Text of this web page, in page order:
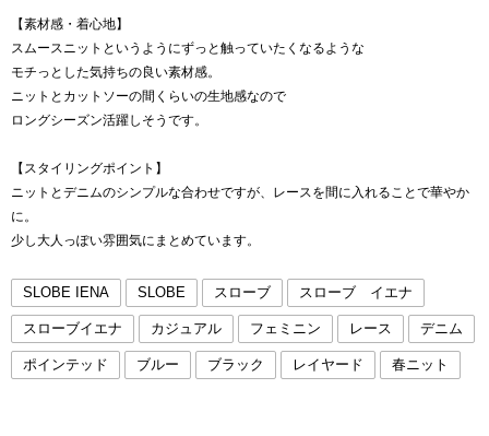
【素材感・着心地】
スムースニットというようにずっと触っていたくなるような
モチっとした気持ちの良い素材感。
ニットとカットソーの間くらいの生地感なので
ロングシーズン活躍しそうです。
【スタイリングポイント】
ニットとデニムのシンプルな合わせですが、レースを間に入れることで華やか
に。
少し大人っぽい雰囲気にまとめています。
SLOBE IENA SLOBE スローブ スローブ イエナ
スローブイエナ カジュアル フェミニン レース デニム
ポインテッド ブルー ブラック レイヤード 春ニット